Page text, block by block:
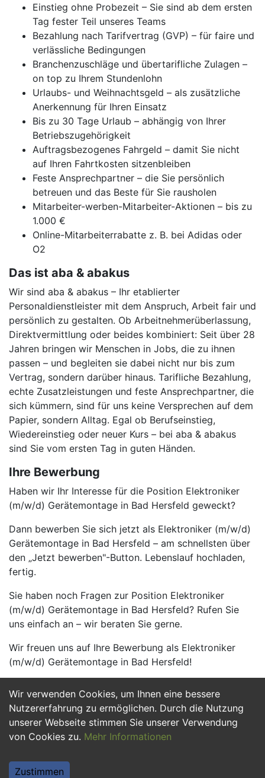
Wir verwenden Cookies, um Ihnen eine bessere
Nutzererfahrung zu ermöglichen. Durch die Nutzung
unserer Webseite stimmen Sie unserer Verwendung
von Cookies zu. Mehr Informationen
Zustimmen
Einstieg ohne Probezeit – Sie sind ab dem ersten
Tag fester Teil unseres Teams
Bezahlung nach Tarifvertrag (GVP) – für faire und
verlässliche Bedingungen
Branchenzuschläge und übertarifliche Zulagen –
on top zu Ihrem Stundenlohn
Urlaubs- und Weihnachtsgeld – als zusätzliche
Anerkennung für Ihren Einsatz
Bis zu 30 Tage Urlaub – abhängig von Ihrer
Betriebszugehörigkeit
Auftragsbezogenes Fahrgeld – damit Sie nicht
auf Ihren Fahrtkosten sitzenbleiben
Feste Ansprechpartner – die Sie persönlich
betreuen und das Beste für Sie rausholen
Mitarbeiter-werben-Mitarbeiter-Aktionen – bis zu
1.000 €
Online-Mitarbeiterrabatte z. B. bei Adidas oder
O2
Das ist aba & abakus
Wir sind aba & abakus – Ihr etablierter
Personaldienstleister mit dem Anspruch, Arbeit fair und
persönlich zu gestalten. Ob Arbeitnehmerüberlassung,
Direktvermittlung oder beides kombiniert: Seit über 28
Jahren bringen wir Menschen in Jobs, die zu ihnen
passen – und begleiten sie dabei nicht nur bis zum
Vertrag, sondern darüber hinaus. Tarifliche Bezahlung,
echte Zusatzleistungen und feste Ansprechpartner, die
sich kümmern, sind für uns keine Versprechen auf dem
Papier, sondern Alltag. Egal ob Berufseinstieg,
Wiedereinstieg oder neuer Kurs – bei aba & abakus
sind Sie vom ersten Tag in guten Händen.
Ihre Bewerbung
Haben wir Ihr Interesse für die Position Elektroniker
(m/w/d) Gerätemontage in Bad Hersfeld geweckt?
Dann bewerben Sie sich jetzt als Elektroniker (m/w/d)
Gerätemontage in Bad Hersfeld – am schnellsten über
den „Jetzt bewerben"-Button. Lebenslauf hochladen,
fertig.
Sie haben noch Fragen zur Position Elektroniker
(m/w/d) Gerätemontage in Bad Hersfeld? Rufen Sie
uns einfach an – wir beraten Sie gerne.
Wir freuen uns auf Ihre Bewerbung als Elektroniker
(m/w/d) Gerätemontage in Bad Hersfeld!
Jetzt Bewerben